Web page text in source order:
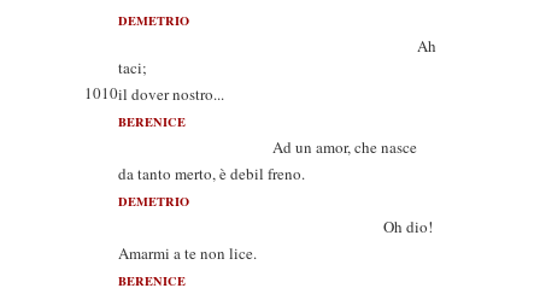
DEMETRIO
Ah
taci;
1010il dover nostro...
BERENICE
Ad un amor, che nasce
da tanto merto, è debil freno.
DEMETRIO
Oh dio!
Amarmi a te non lice.
BERENICE